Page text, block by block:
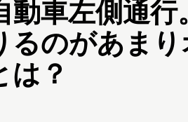
動車左側通
るのがあま
は？